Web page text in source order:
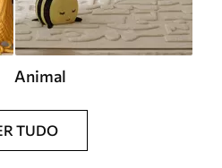
Animal
TUDO